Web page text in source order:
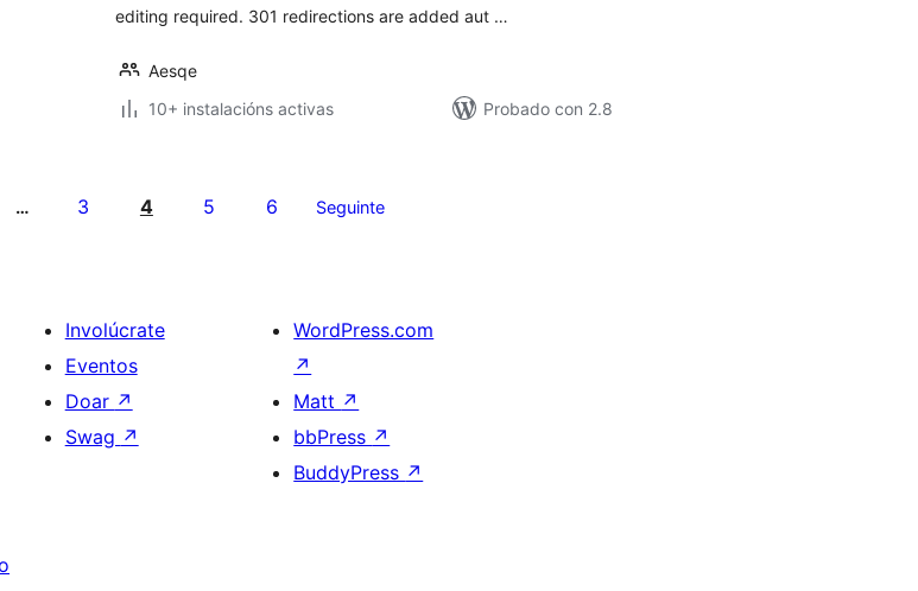
editing required. 301 redirections are added aut …
Aesqe
10+ instalacións activas
Probado con 2.8
… 3 4 5 6 Seguinte
Involúcrate
Eventos
Doar ↗
Swag ↗
WordPress.com
↗
Matt ↗
bbPress ↗
BuddyPress ↗